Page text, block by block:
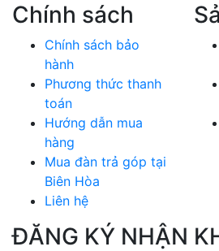
Chính sách
Chính sách bảo
hành
Phương thức thanh
toán
Hướng dẫn mua
hàng
Mua đàn trả góp tại
Biên Hòa
Liên hệ
ĐĂNG KÝ NHẬN